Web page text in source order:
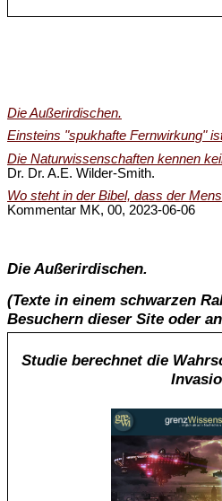
Die Außerirdischen.
Einsteins "spukhafte Fernwirkung"
Die Naturwissenschaften kennen
Dr. Dr. A.E. Wilder-Smith.
Wo steht in der Bibel, dass der
Kommentar MK, 00, 2023-06-06
Die Außerirdischen.
(Texte in einem schwarzen
Besuchern dieser Site oder
Studie berechnet die